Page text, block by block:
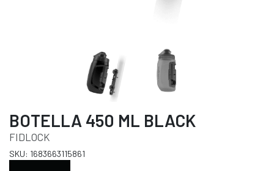
BOTELLA 450 ML BLACK
FIDLOCK
SKU: 1683663115861